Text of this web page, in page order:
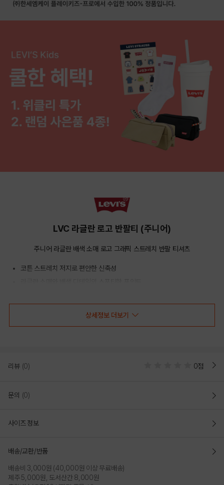
LVC 라글란 로고 반팔티 (주니어)
주니어 라글란 배색 소매 로고 그래픽 스트레치 반팔 티셔츠
코튼 스트레치 저지로 편안한 신축성
COLOR
NAVY
상세정보 더보기
리뷰 (0) 0점
문의 (0)
사이즈 정보
배송/교환/반품
배송비 3,000원 (40,000원 이상 무료배송)
제주 5,000원, 도서산간 8,000원